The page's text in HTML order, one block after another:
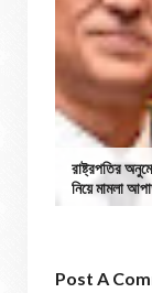
রাষ্ট্রপতির
নিয়ে মামলা
Post A